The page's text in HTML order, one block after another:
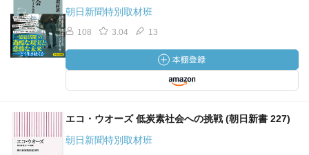
朝日新聞特別取材班
108 3.04 13
エコ・ウオーズ 低炭素社会への挑戦 (朝日新書 227)
朝日新聞特別取材班